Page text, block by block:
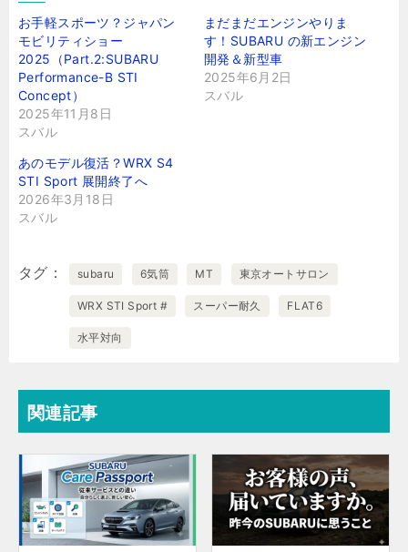
お手軽スポーツ？ジャパン
モビリティショー
2025（Part.2:SUBARU
Performance-B STI
Concept）
2025年11月8日
スバル
まだまだエンジンやりま
す！SUBARU の新エンジン
開発＆新型車
2025年6月2日
スバル
あのモデル復活？WRX S4
STI Sport 展開終了へ
2026年3月18日
スバル
タグ subaru 6気筒 MT 東京オートサロン
WRX STI Sport # スーパー耐久 FLAT6
水平対向
関連記事